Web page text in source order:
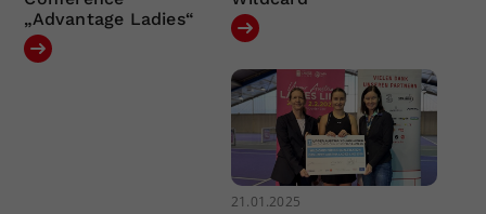
„Advantage Ladies“
21.01.2025